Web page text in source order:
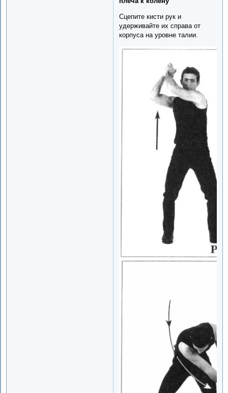
Сцепите кисти рук и
удерживайте их справа от
корпуса на уровне талии.